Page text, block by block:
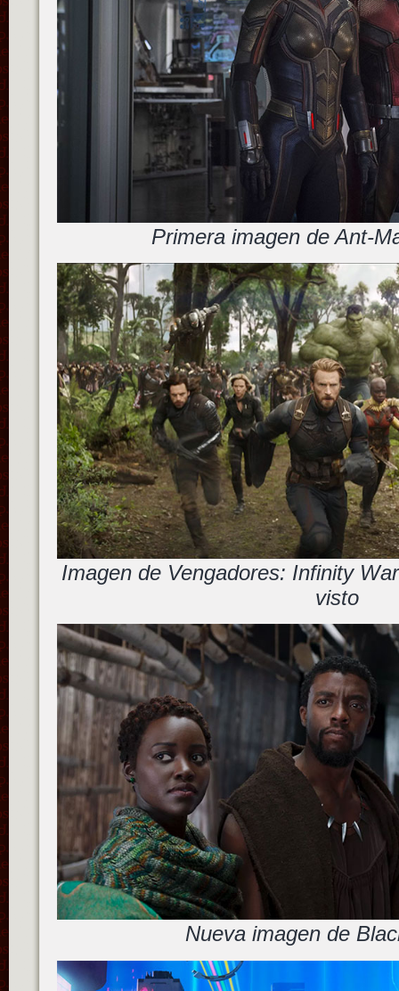
Primera imagen de Ant-
Imagen de Vengadores: Infinity
visto
Nueva imagen de